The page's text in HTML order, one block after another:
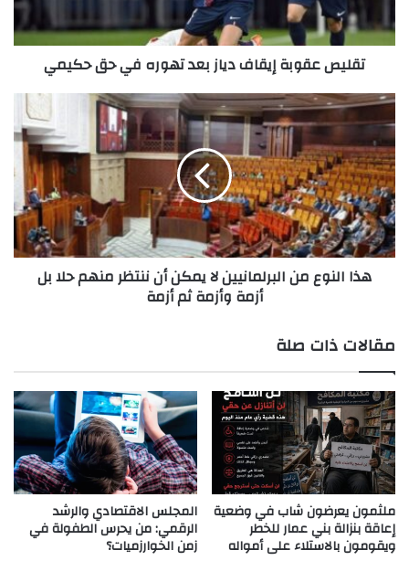
حق
حكيمي
تقليص عقوبة إيقاف دياز بعد تهوره في حق حكيمي
هذا
النوع
من
البرلمانيين
لا
يمكن
أن
ننتظر
منهم
ثم
أزمة
هذا النوع من البرلمانيين لا يمكن أن ننتظر منهم حلا بل
أزمة وأزمة ثم أزمة
مقالات ذات صلة
ملثمون يعرضون شاب في وضعية
إعاقة بنزالة بني عمار للخطر
ويقومون بالاستلاء على أمواله
المجلس الاقتصادي والرشد
الرقمي: من يحرس الطفولة في
زمن الخوارزميات؟